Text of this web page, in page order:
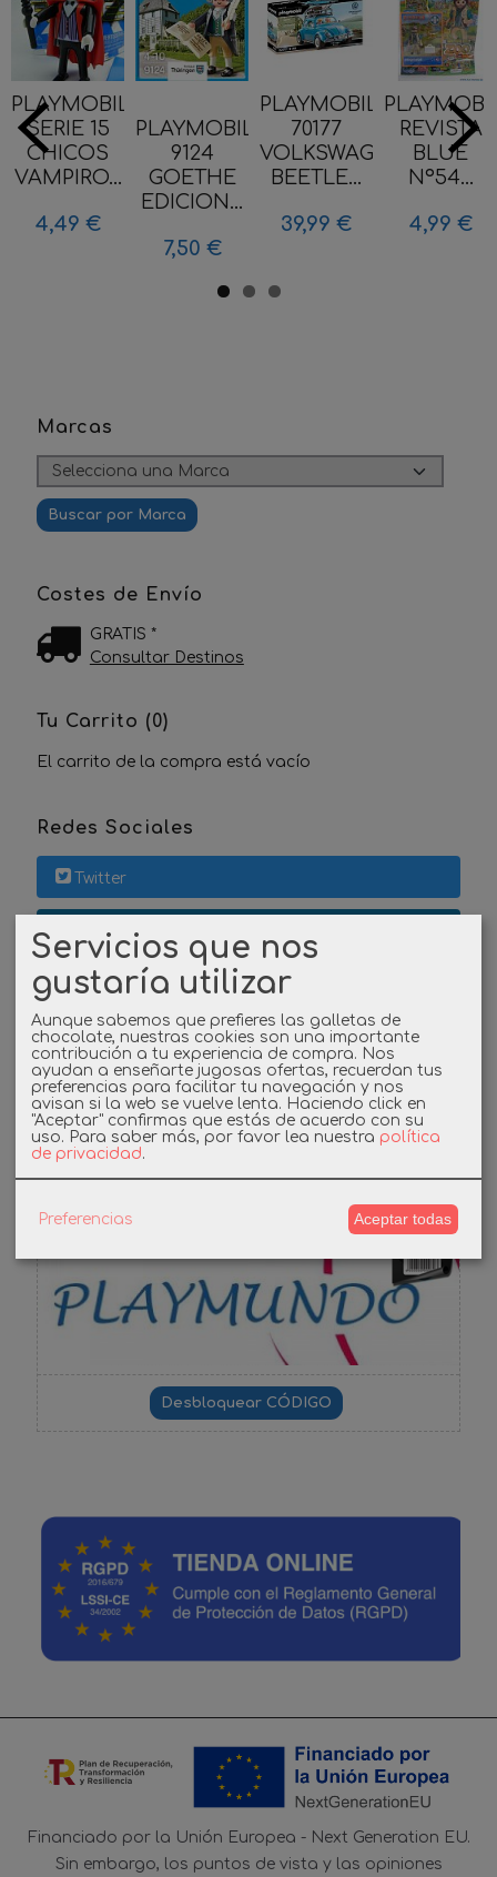
Marcas
Costes de Envío
GRATIS *
Consultar Destinos
Tu Carrito (0)
El carrito de la compra está vacío
Redes Sociales
Twitter
Linkedin
Instagram
Facebook
Cupones
-3%
PLAYMOBIL
SERIE 15
CHICOS
VAMPIRO...
4,49 €
PLAYMOBIL
9124
GOETHE
EDICION...
7,50 €
PLAYMOBIL
70177
VOLKSWAGEN
BEETLE...
39,99 €
REVISTA
BLUE
Nº54...
4,99 €
Financiado por la Unión Europea - Next Generation EU.
Sin embargo, los puntos de vista y las opiniones
Servicios que nos
gustaría utilizar
Aunque sabemos que prefieres las galletas de
chocolate, nuestras cookies son una importante
contribución a tu experiencia de compra. Nos
ayudan a enseñarte jugosas ofertas, recuerdan tus
preferencias para facilitar tu navegación y nos
avisan si la web se vuelve lenta. Haciendo click en
"Aceptar" confirmas que estás de acuerdo con su
uso. Para saber más, por favor lea nuestra política
de privacidad.
Preferencias Aceptar todas